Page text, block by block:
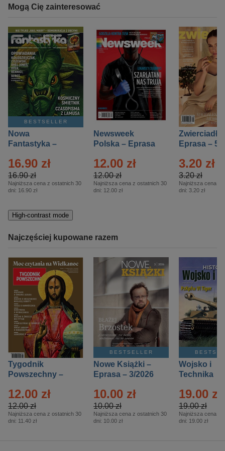
Mogą Cię zainteresować
BESTSELLER
Nowa
Fantastyka –
16.90 zł
16.90 zł
Najniższa cena z ostatnich 30
dni: 16.90 zł
Newsweek
Polska – Eprasa
12.00 zł
12.00 zł
Najniższa cena z ostatnich 30
dni: 12.00 zł
Zwierciadło
Eprasa – 5/
3.20 zł
3.20 zł
Najniższa cena z
dni: 3.20 zł
High-contrast mode
Najczęściej kupowane razem
Tygodnik
Powszechny –
12.00 zł
12.00 zł
Najniższa cena z ostatnich 30
dni: 11.40 zł
BESTSELLER
Nowe Książki –
Eprasa – 3/2026
10.00 zł
10.00 zł
Najniższa cena z ostatnich 30
dni: 10.00 zł
Wojsko i
Technika
– 2/2026
19.00 zł
19.00 zł
Najniższa cena z
dni: 19.00 zł